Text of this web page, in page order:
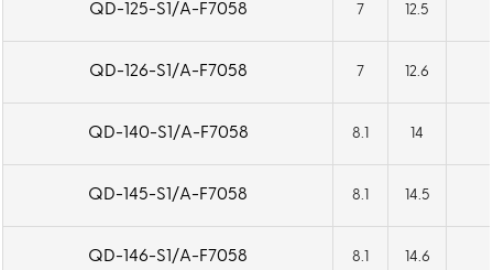
QD-125-S1/A-F7058 7 12.5
QD-126-S1/A-F7058 7 12.6
QD-140-S1/A-F7058 8.1 14
QD-145-S1/A-F7058 8.1 14.5
QD-146-S1/A-F7058 8.1 14.6